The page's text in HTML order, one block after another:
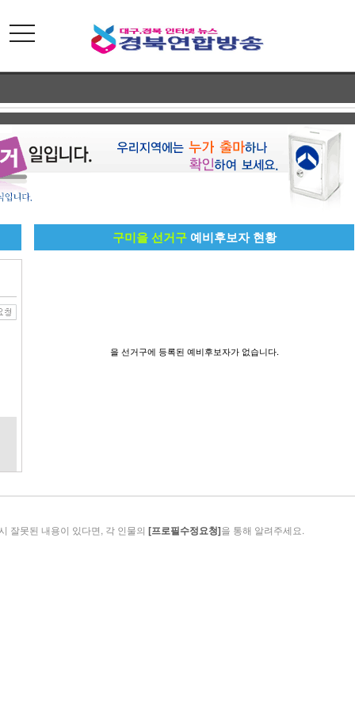
toggle
navigation
구미을 선거구 예비후보자 현황
을 선거구에 등록된 예비후보자가 없습니다.
잘못된 내용이 있다면, 각 인물의 [프로필수정요청]을 통해 알려주세요.